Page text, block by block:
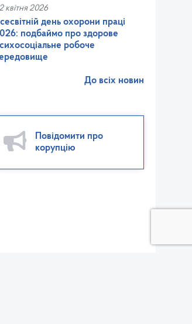
квітня 2026
день охорони праці
подбаймо про здорове
робоче
До всіх новин
Повідомити про
корупцію